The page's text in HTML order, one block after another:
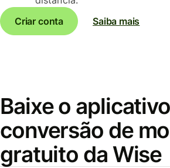
Criar conta
Saiba mais
Baixe o
conversão de
gratuito da Wise